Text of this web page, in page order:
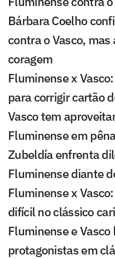
Bárbara Coelho
contra o Vasco,
coragem
Fluminense x
para corrigir cartão
Vasco tem
Fluminense em
Zubeldía enfrenta
Fluminense diante
Fluminense x
difícil no clássico
Fluminense e Vasco
protagonistas em